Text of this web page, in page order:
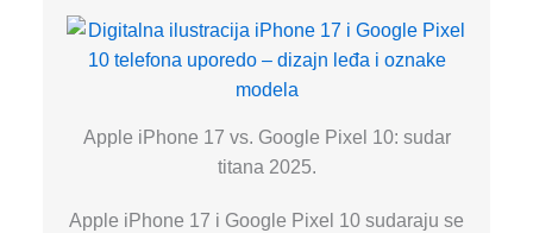
Apple iPhone 17 vs. Google Pixel 10: sudar
titana 2025.
Apple iPhone 17 i Google Pixel 10 sudaraju se